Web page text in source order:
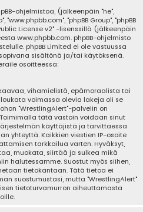
ohjelmistoa, (jälkeenpäin "he",
"phpBB Group", "phpBB
License v2" -lisenssillä (jälkeenpäin
www.phpbb.com. phpBB-ohjelmisto
phpBB Limited ei ole vastuussa
sisältönä ja/tai käytöksenä.
osoitteessa:
vihamielistä, epämoraalista tai
voimassa olevia lakeja oli se
"WrestlingAlert"-palvelin on
tätä vastoin voidaan sinut
käyttäjistä ja tarvittaessa
yhteyttä. Kaikkien viestien IP-osoite
tarkkailua varten. Hyväksyt,
muokata, siirtää ja sulkea mikä
halutessamme. Suostut myös siihen,
tietokantaan. Tätä tietoa ei
suostumustasi, mutta "WrestlingAlert"
tietoturvamurron aiheuttamasta